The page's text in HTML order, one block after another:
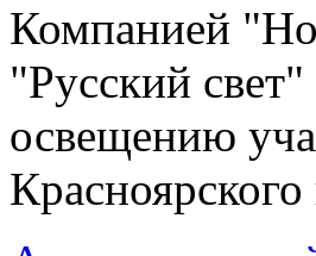
Компанией
"Русский
освещению
Красноярского